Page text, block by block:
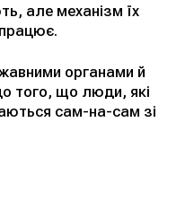
але механізм їх
органами й
того, що люди, які
сам-на-сам зі